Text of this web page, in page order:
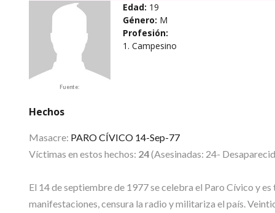
Fuente:
Edad: 19
Género: M
Profesión:
1. Campesino
Hechos
Masacre: PARO CÍVICO 14-Sep-77
Víctimas en estos hechos: 24(Asesinadas: 24-
El 14 de septiembre de 1977 se celebra el Paro Cívico y
manifestaciones, censura la radio y militariza el país.